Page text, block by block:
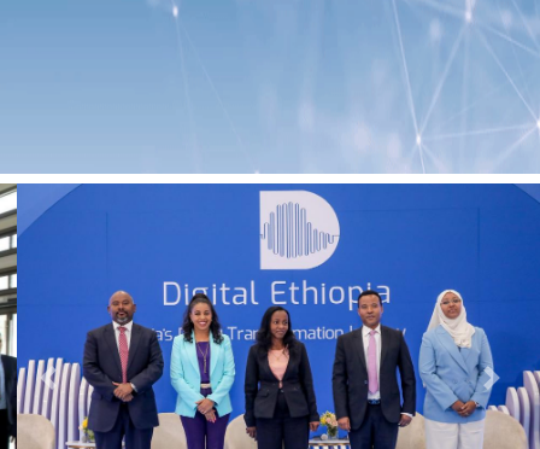
Previous Next